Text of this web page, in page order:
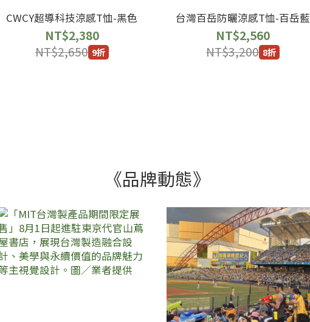
CWCY超導科技涼感T恤-黑色
NT$2,380
NT$2,650 9折
台灣百岳防曬涼感T恤-百岳藍
NT$2,560
NT$3,200 8折
《品牌動態》